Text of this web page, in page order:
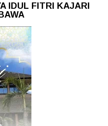
IDUL FITRI KAJARI